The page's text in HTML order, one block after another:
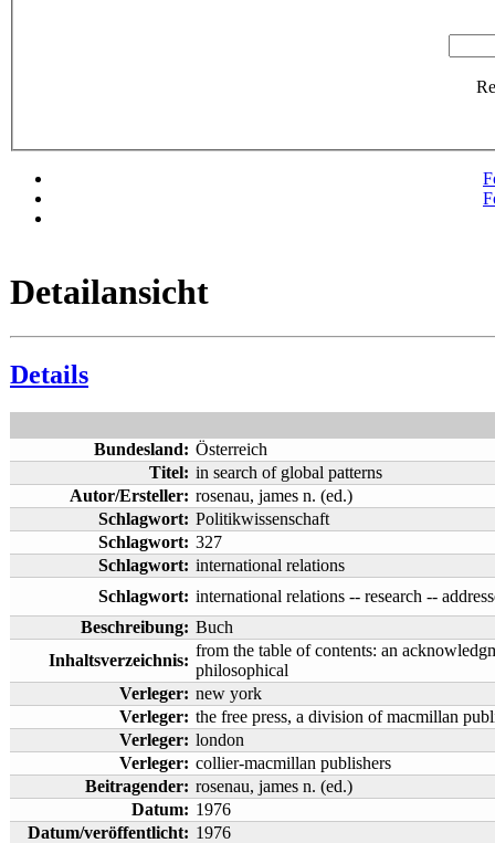
Detailansicht
Details
Bundesland: Österreich
Titel: in search of global patterns
Autor/Ersteller: rosenau, james n. (ed.)
Schlagwort: Politikwissenschaft
Schlagwort: 327
Schlagwort: international relations
Schlagwort: international relations -- research --
Beschreibung: Buch
Inhaltsverzeichnis:
from the table of contents: an
philosophical
Verleger: new york
Verleger: the free press, a division of macmillan
Verleger: london
Verleger: collier-macmillan publishers
Beitragender: rosenau, james n. (ed.)
Datum: 1976
Datum/veröffentlicht: 1976